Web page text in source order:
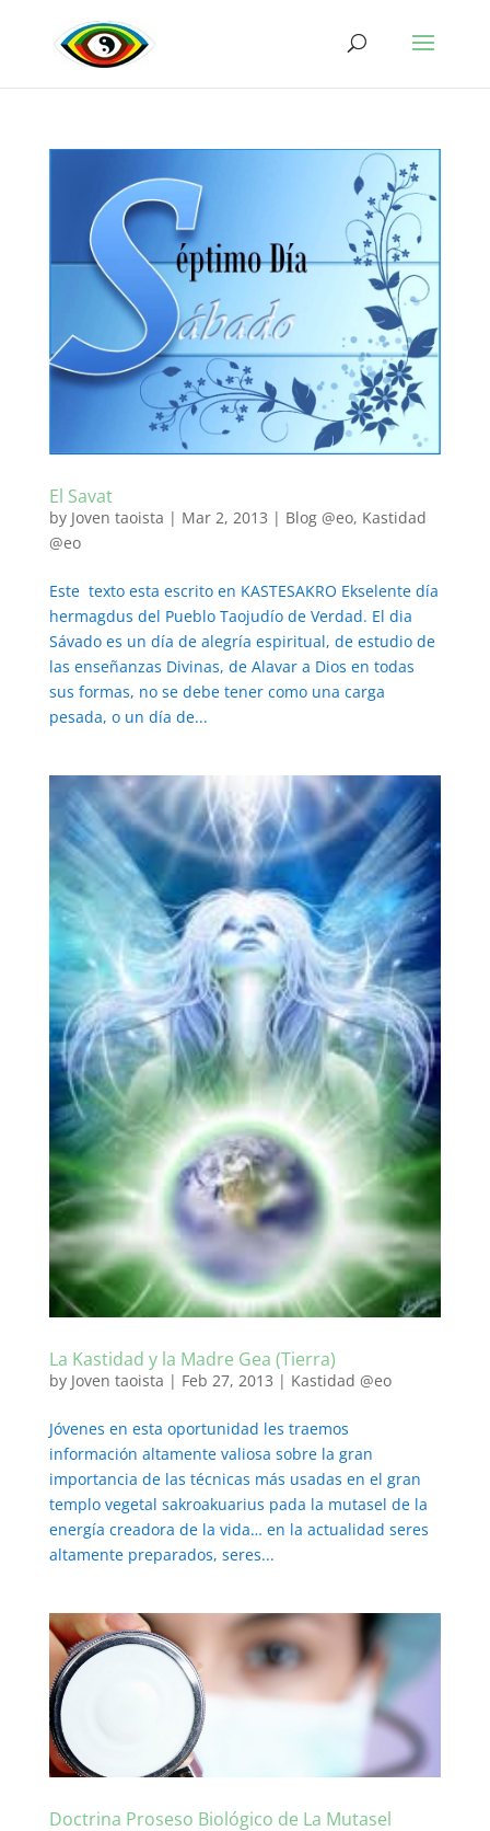
El Savat
by Joven taoista | Mar 2, 2013 | Blog @eo, Kastidad
@eo
Este texto esta escrito en KASTESAKRO Ekselente día
hermagdus del Pueblo Taojudío de Verdad. El dia
Sávado es un día de alegría espiritual, de estudio de
las enseñanzas Divinas, de Alavar a Dios en todas
sus formas, no se debe tener como una carga
pesada, o un día de...
La Kastidad y la Madre Gea (Tierra)
by Joven taoista | Feb 27, 2013 | Kastidad @eo
Jóvenes en esta oportunidad les traemos
información altamente valiosa sobre la gran
importancia de las técnicas más usadas en el gran
templo vegetal sakroakuarius pada la mutasel de la
energía creadora de la vida… en la actualidad seres
altamente preparados, seres...
Doctrina Proseso Biológico de La Mutasel